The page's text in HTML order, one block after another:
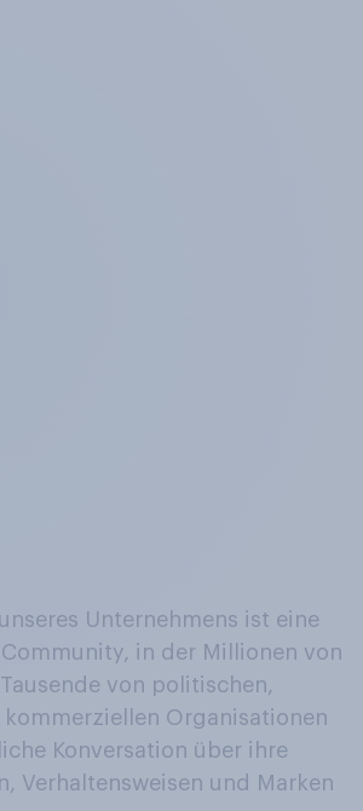
Unternehmens ist eine
in der Millionen von
von politischen,
Organisationen
Konversation über ihre
Verhaltensweisen und Marken